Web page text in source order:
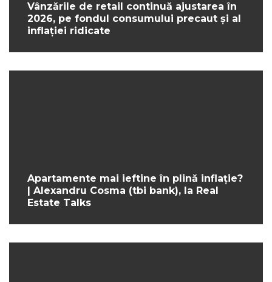
Vânzările de retail continuă ajustarea în
2026, pe fondul consumului precaut și al
inflației ridicate
Apartamente mai ieftine în plină inflație?
| Alexandru Cosma (tbi bank), la Real
Estate Talks